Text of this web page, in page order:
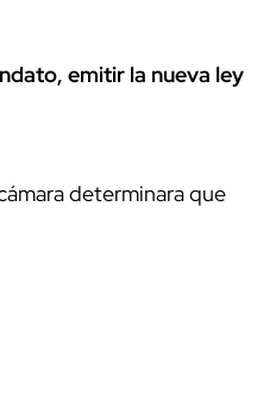
emitir la nueva ley
determinara que